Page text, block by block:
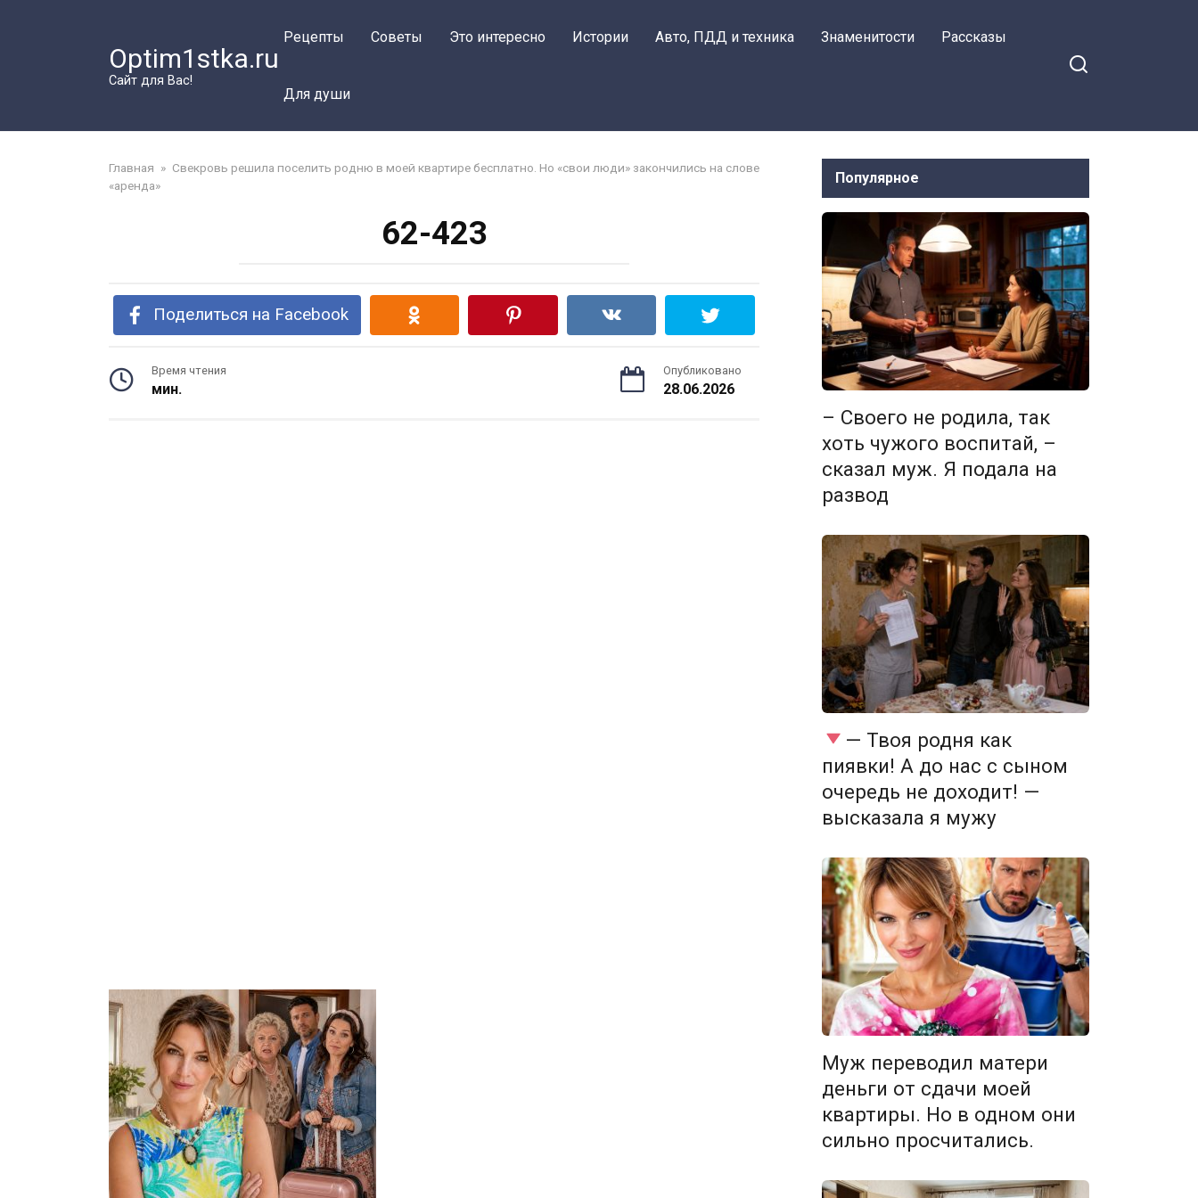
Optim1stka.ru
Сайт для Вас!
Рецепты Советы Это интересно Истории Авто, ПДД и техника Знаменитости Рассказы
Для души
Главная » Свекровь решила поселить родню в моей квартире бесплатно. Но «свои люди» закончились на слове
«аренда»
62-423
Поделиться на Facebook
Время чтения
мин.
Опубликовано
28.06.2026
Популярное
– Своего не родила, так
хоть чужого воспитай, –
сказал муж. Я подала на
развод
— Твоя родня как
пиявки! А до нас с сыном
очередь не доходит! —
высказала я мужу
Муж переводил матери
деньги от сдачи моей
квартиры. Но в одном они
сильно просчитались.